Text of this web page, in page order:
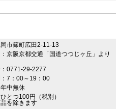
市篠町広田2-11-13
京阪京都交通「国道つつじヶ丘」より
0771-29-2277
7：00～19：00
中無休
とつ100円（税別）
を除きます